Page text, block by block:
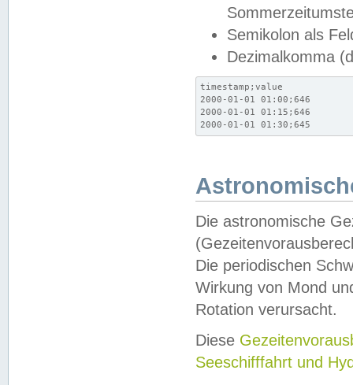
Semikolon als
Dezimalkomma
timestamp;value
2000-01-01 01:00;646
2000-01-01 01:15;646
2000-01-01 01:30;645
Die astronomische
Die periodischen
Wirkung von Mond
Rotation verursacht.
Diese
Seeschifffahrt und